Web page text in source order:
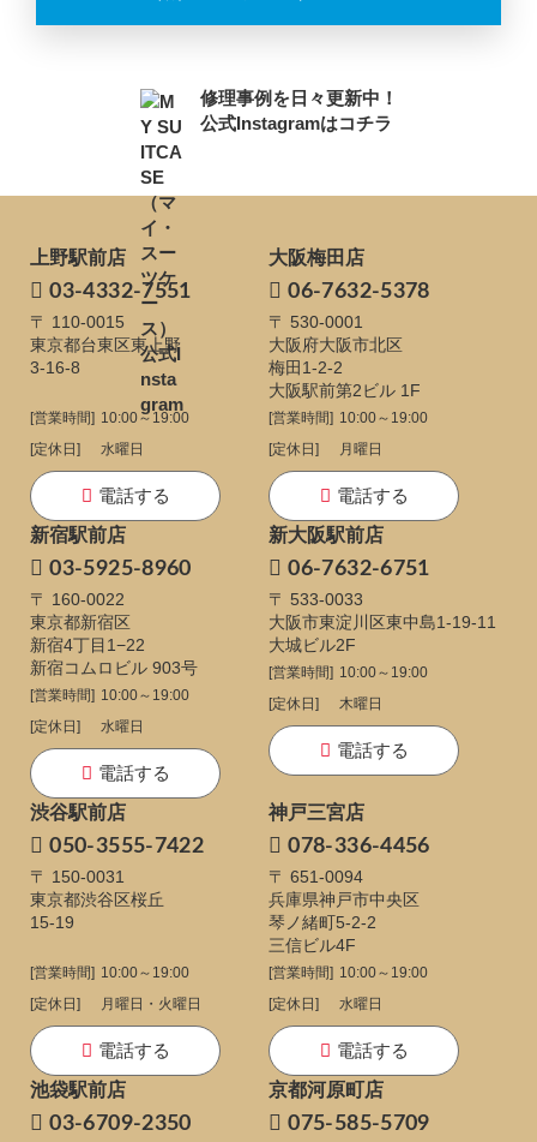
修理事例を日々更新中！
公式Instagramはコチラ
上野駅前店
03-4332-7551
〒 110-0015
東京都台東区東上野
3-16-8
[営業時間] 10:00～19:00
[定休日]
水曜日
電話する
大阪梅田店
06-7632-5378
〒 530-0001
大阪府大阪市北区
梅田1-2-2
大阪駅前第2ビル 1F
[営業時間] 10:00～19:00
[定休日]
月曜日
電話する
新宿駅前店
03-5925-8960
〒 160-0022
東京都新宿区
新宿4丁目1−22
新宿コムロビル 903号
[営業時間] 10:00～19:00
[定休日]
水曜日
電話する
新大阪駅前店
06-7632-6751
〒 533-0033
大阪市東淀川区東中島1-19-11
大城ビル2F
[営業時間] 10:00～19:00
[定休日]
木曜日
電話する
渋谷駅前店
050-3555-7422
〒 150-0031
東京都渋谷区桜丘
15-19
[営業時間] 10:00～19:00
[定休日]
月曜日・火曜日
電話する
神戸三宮店
078-336-4456
〒 651-0094
兵庫県神戸市中央区
琴ノ緒町5-2-2
三信ビル4F
[営業時間] 10:00～19:00
[定休日]
水曜日
電話する
池袋駅前店
03-6709-2350
京都河原町店
075-585-5709